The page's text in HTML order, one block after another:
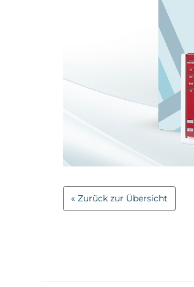
Zurück zur Übersicht